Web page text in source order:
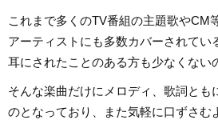
これまで多くのTV番組の主題歌やCM
アーティストにも多数カバーされてい
耳にされたことのある方も少なくない
そんな楽曲だけにメロディ、歌詞とも
のとなっており、また気軽に口ずさむ